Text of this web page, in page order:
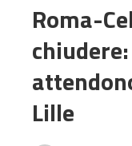
Roma-
Lille